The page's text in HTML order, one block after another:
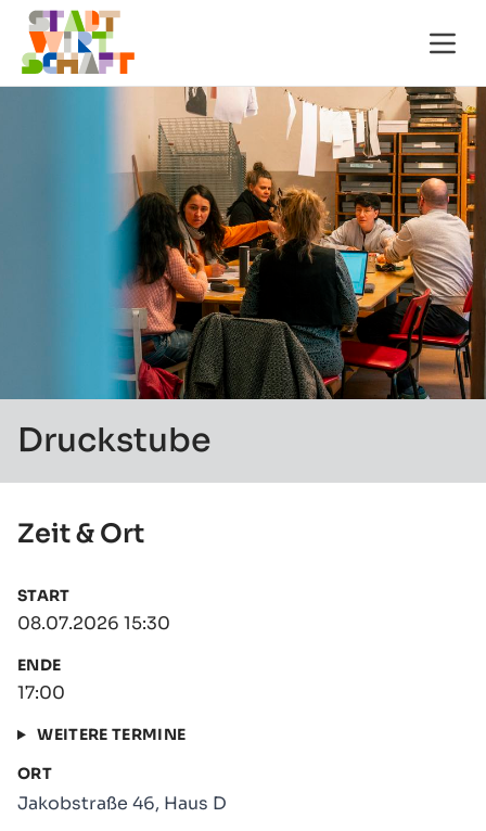
Druckstube
Zeit & Ort
START
08.07.2026 15:30
ENDE
17:00
WEITERE TERMINE
ORT
Jakobstraße 46, Haus D